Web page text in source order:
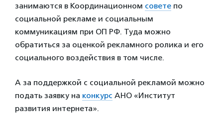
занимаются в Координационном совете по
социальной рекламе и социальным
коммуникациям при ОП РФ. Туда можно
обратиться за оценкой рекламного ролика и его
социального воздействия в том числе.
А за поддержкой с социальной рекламой можно
подать заявку на конкурс АНО «Институт
развития интернета».